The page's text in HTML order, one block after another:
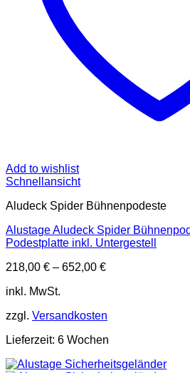
Add to wishlist
Schnellansicht
Aludeck Spider Bühnenpodeste
Alustage Aludeck Spider
Podestplatte inkl. Untergestell
218,00 € – 652,00 €
inkl. MwSt.
zzgl. Versandkosten
Lieferzeit: 6 Wochen